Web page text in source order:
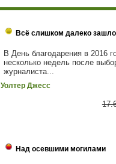
Всё слишком далеко зашло
В День благодарения в 2016
несколько недель после
журналиста...
Уолтер Джесс
Над осевшими могилами